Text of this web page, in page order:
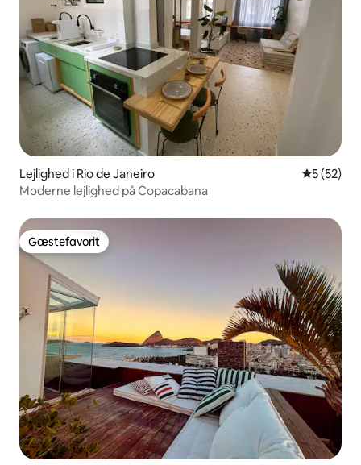
Lejlighed i Rio de Janeiro 5 ud af 5 i
5 (52)
Moderne lejlighed på Copacabana
Gæstefavorit
Gæstefavorit